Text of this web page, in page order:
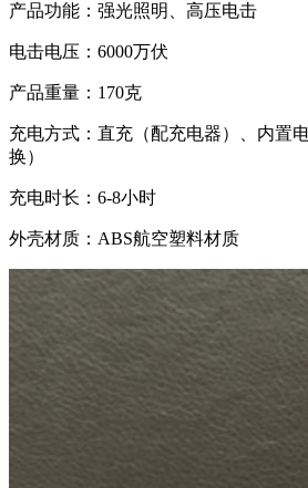
产品功能：强光照明、高压电击
电击电压：6000万伏
产品重量：170克
充电方式：直充（配充电器）、内置
换）
充电时长：6-8小时
外壳材质：ABS航空塑料材质